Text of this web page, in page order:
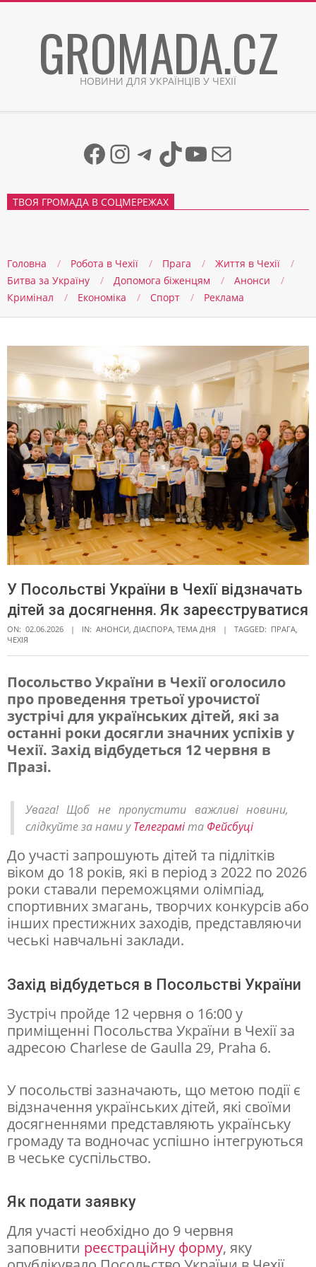
GROMADA.CZ
НОВИНИ ДЛЯ УКРАЇНЦІВ У ЧЕХІЇ
Facebook
Instagram
Telegram
TikTok
YouTube
Mail
ТВОЯ ГРОМАДА В СОЦМЕРЕЖАХ
Головна Робота в Чехії Прага
Життя в Чеxії
Битва за Україну
Допомога біженцям
Анонси
Кримінал
Економіка Спорт Реклама
У Посольстві України в Чехії відзначать
дітей за досягнення. Як зареєструватися
ON: 02.06.2026 IN: АНОНСИ, ДІАСПОРА, ТЕМА ДНЯ TAGGED: ПРАГА,
ЧЕХІЯ
У
П
о
с
ь
с
т
в
і
У
к
р
а
ї
и
в
Ч
е
і
ї
в
Посольство України в Чехії оголосило
про проведення третьої урочистої
зустрічі для українських дітей, які за
останні роки досягли значних успіхів у
Чехії. Захід відбудеться 12 червня в
Празі.
Увага! Щоб не пропустити важливі новини,
слідкуйте за нами уТелеграміта Фейсбуці
До участі запрошують дітей та підлітків
віком до 18 років, які в період з 2022 по 2026
роки ставали переможцями олімпіад,
спортивних змагань, творчих конкурсів або
інших престижних заходів, представляючи
чеські навчальні заклади.
Захід відбудеться в Посольстві України
Зустріч пройде 12 червня о 16:00 у
приміщенні Посольства України в Чехії за
адресою Charlese de Gaulla 29, Praha 6.
У посольстві зазначають, що метою події є
відзначення українських дітей, які своїми
досягненнями представляють українську
громаду та водночас успішно інтегруються
в чеське суспільство.
Як подати заявку
Для участі необхідно до 9 червня
заповнити реєстраційну форму, яку